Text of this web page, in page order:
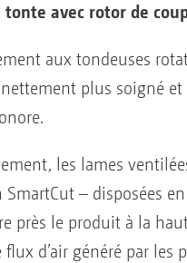
tonte avec rotor de
aux tondeuses
plus soigné
les lames
SmartCut – disposées
près le produit à la
flux d’air généré par les